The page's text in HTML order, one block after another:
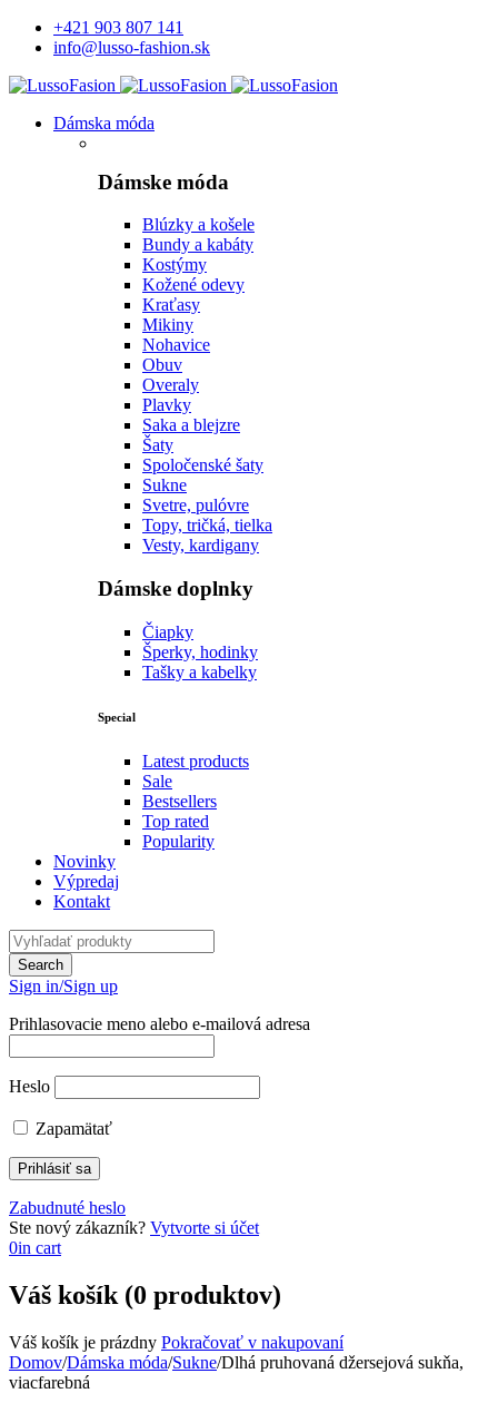
+421 903 807 141
info@lusso-fashion.sk
Dámska móda
Dámske móda
Blúzky a košele
Bundy a kabáty
Kostýmy
Kožené odevy
Kraťasy
Mikiny
Nohavice
Obuv
Overaly
Plavky
Saka a blejzre
Šaty
Spoločenské šaty
Sukne
Svetre, pulóvre
Topy, tričká, tielka
Vesty, kardigany
Dámske doplnky
Čiapky
Šperky, hodinky
Tašky a kabelky
Special
Latest products
Sale
Bestsellers
Top rated
Popularity
Novinky
Výpredaj
Kontakt
Sign in/Sign up
Prihlasovacie meno alebo e-mailová adresa
Heslo
Zapamätať
Zabudnuté heslo
Ste nový zákazník? Vytvorte si účet
0in cart
Váš košík (0 produktov)
Váš košík je prázdny Pokračovať v nakupovaní
Domov/Dámska móda/Sukne/Dlhá pruhovaná džersejová sukňa,
viacfarebná